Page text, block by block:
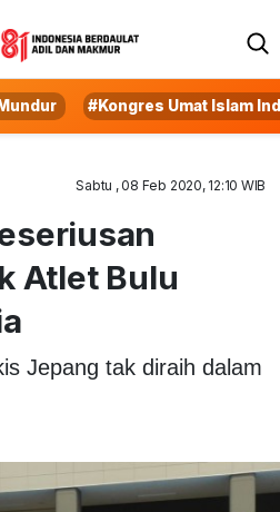
#Kongres Umat Islam
Sabtu , 08 Feb 2020, 12:10 WIB
Atlet Bulu
Jepang tak diraih dalam